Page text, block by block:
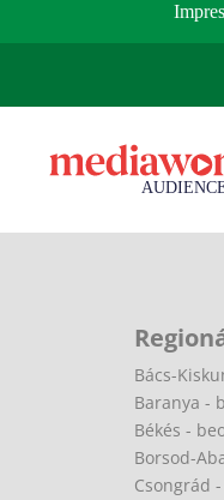
Bács-
Baranya -
Békés -
Borsod-
Csongrád